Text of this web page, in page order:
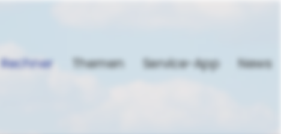
Rechner Themen Service-App News